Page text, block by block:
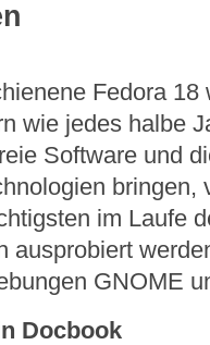
Fedora 18
wie jedes halbe
Software und
bringen,
im Laufe
ausprobiert
GNOME
Docbook